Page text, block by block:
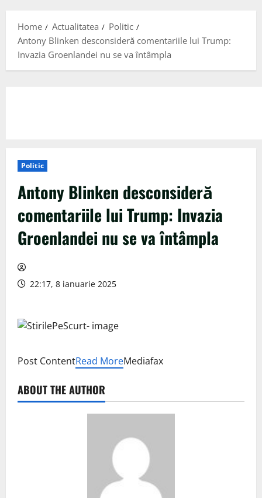
Home Actualitatea
Politic
Antony Blinken desconsideră comentariile lui Trump:
Invazia Groenlandei nu se va întâmpla
Politic
Antony Blinken desconsideră
comentariile lui Trump: Invazia
Groenlandei nu se va întâmpla
22:17, 8 ianuarie 2025
Post ContentRead MoreMediafax
ABOUT THE AUTHOR